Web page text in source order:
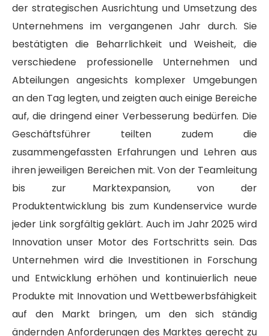
der strategischen Ausrichtung und Umsetzung des
Unternehmens im vergangenen Jahr durch. Sie
bestätigten die Beharrlichkeit und Weisheit, die
verschiedene professionelle Unternehmen und
Abteilungen angesichts komplexer Umgebungen
an den Tag legten, und zeigten auch einige Bereiche
auf, die dringend einer Verbesserung bedürfen. Die
Geschäftsführer teilten zudem die
zusammengefassten Erfahrungen und Lehren aus
ihren jeweiligen Bereichen mit. Von der Teamleitung
bis zur Marktexpansion, von der
Produktentwicklung bis zum Kundenservice wurde
jeder Link sorgfältig geklärt. Auch im Jahr 2025 wird
Innovation unser Motor des Fortschritts sein. Das
Unternehmen wird die Investitionen in Forschung
und Entwicklung erhöhen und kontinuierlich neue
Produkte mit Innovation und Wettbewerbsfähigkeit
auf den Markt bringen, um den sich ständig
ändernden Anforderungen des Marktes gerecht zu